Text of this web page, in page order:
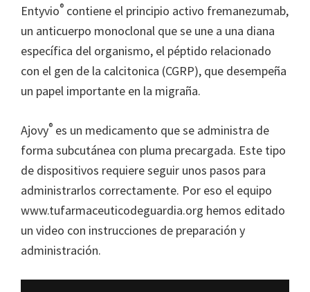
Entyvio® contiene el principio activo fremanezumab,
un anticuerpo monoclonal que se une a una diana
específica del organismo, el péptido relacionado
con el gen de la calcitonica (CGRP), que desempeña
un papel importante en la migraña.
Ajovy® es un medicamento que se administra de
forma subcutánea con pluma precargada. Este tipo
de dispositivos requiere seguir unos pasos para
administrarlos correctamente. Por eso el equipo
www.tufarmaceuticodeguardia.org hemos editado
un video con instrucciones de preparación y
administración.